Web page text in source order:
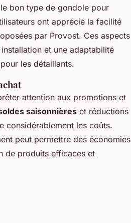
bon type de gondole pour
ont apprécié la facilité
par Provost. Ces aspects
et une adaptabilité
les détaillants.
attention aux promotions et
saisonnières et réductions
considérablement les coûts.
peut permettre des économies
de produits efficaces et